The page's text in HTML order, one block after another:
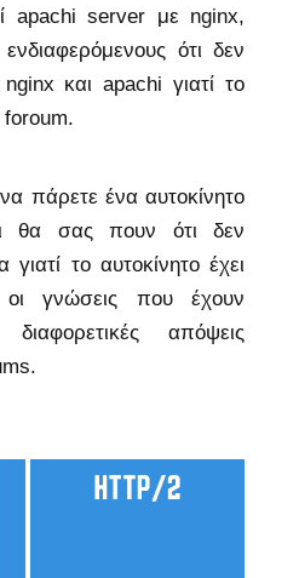
apachi server με nginx,
ότι δεν
nginx και apachi γιατί το
πάρετε ένα αυτοκίνητο
θα σας πουν ότι δεν
γιατί το αυτοκίνητο έχει
γνώσεις που έχουν
απόψεις